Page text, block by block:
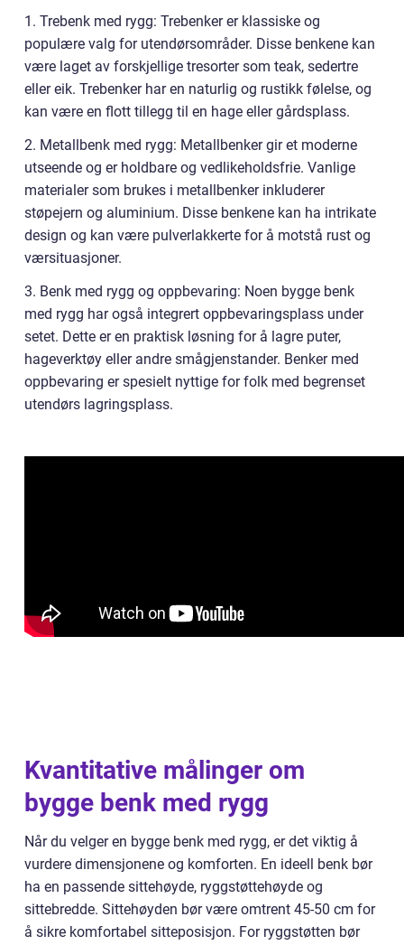
1. Trebenk med rygg: Trebenker er klassiske og
populære valg for utendørsområder. Disse benkene kan
være laget av forskjellige tresorter som teak, sedertre
eller eik. Trebenker har en naturlig og rustikk følelse, og
kan være en flott tillegg til en hage eller gårdsplass.
2. Metallbenk med rygg: Metallbenker gir et moderne
utseende og er holdbare og vedlikeholdsfrie. Vanlige
materialer som brukes i metallbenker inkluderer
støpejern og aluminium. Disse benkene kan ha intrikate
design og kan være pulverlakkerte for å motstå rust og
værsituasjoner.
3. Benk med rygg og oppbevaring: Noen bygge benk
med rygg har også integrert oppbevaringsplass under
setet. Dette er en praktisk løsning for å lagre puter,
hageverktøy eller andre smågjenstander. Benker med
oppbevaring er spesielt nyttige for folk med begrenset
utendørs lagringsplass.
Kvantitative målinger om
bygge benk med rygg
Når du velger en bygge benk med rygg, er det viktig å
vurdere dimensjonene og komforten. En ideell benk bør
ha en passende sittehøyde, ryggstøttehøyde og
sittebredde. Sittehøyden bør være omtrent 45-50 cm for
å sikre komfortabel sitteposisjon. For ryggstøtten bør